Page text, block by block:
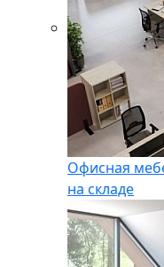
Офисная
на складе